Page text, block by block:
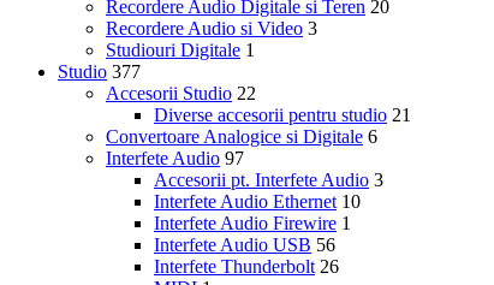
Recordere Audio Digitale si Teren 20
Recordere Audio si Video 3
Studiouri Digitale 1
Studio 377
Accesorii Studio 22
Diverse accesorii pentru studio 21
Convertoare Analogice si Digitale 6
Interfete Audio 97
Accesorii pt. Interfete Audio 3
Interfete Audio Ethernet 10
Interfete Audio Firewire 1
Interfete Audio USB 56
Interfete Thunderbolt 26